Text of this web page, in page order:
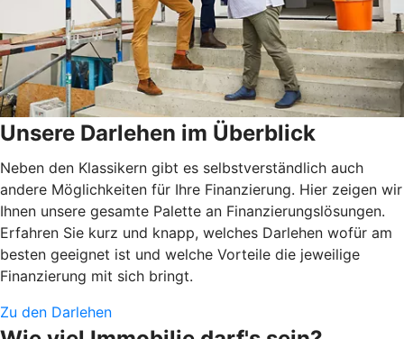
Unsere Darlehen im Überblick
Neben den Klassikern gibt es selbstverständlich auch
andere Möglichkeiten für Ihre Finanzierung. Hier zeigen wir
Ihnen unsere gesamte Palette an Finanzierungslösungen.
Erfahren Sie kurz und knapp, welches Darlehen wofür am
besten geeignet ist und welche Vorteile die jeweilige
Finanzierung mit sich bringt.
Zu den Darlehen